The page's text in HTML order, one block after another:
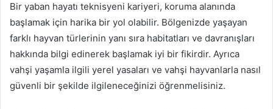
Bir yaban hayatı teknisyeni kariyeri, koruma alanında
başlamak için harika bir yol olabilir. Bölgenizde yaşayan
farklı hayvan türlerinin yanı sıra habitatları ve davranışları
hakkında bilgi edinerek başlamak iyi bir fikirdir. Ayrıca
vahşi yaşamla ilgili yerel yasaları ve vahşi hayvanlarla nasıl
güvenli bir şekilde ilgileneceğinizi öğrenmelisiniz.